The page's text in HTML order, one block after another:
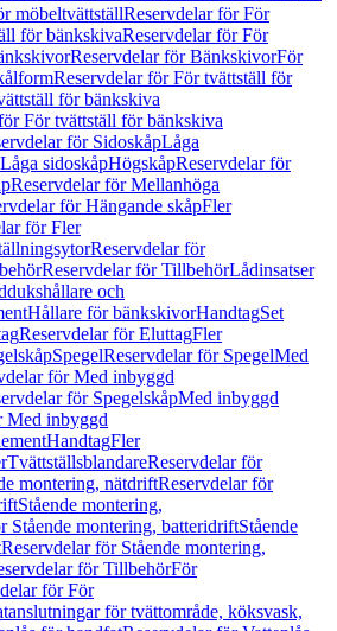
möbeltvättställReservdelar för För
för bänkskivaReservdelar för För
Reservdelar för BänkskivorFör
Reservdelar för För tvättställ för
för bänkskiva
För tvättställ för bänkskiva
för SidoskåpLåga
sidoskåpHögskåpReservdelar för
Reservdelar för Mellanhöga
för Hängande skåpFler
för Fler
Reservdelar för
Reservdelar för TillbehörLådinsatser
och
Hållare för bänkskivorHandtagSet
Reservdelar för EluttagFler
SpegelReservdelar för SpegelMed
för Med inbyggd
för SpegelskåpMed inbyggd
Med inbyggd
HandtagFler
TvättställsblandareReservdelar för
montering, nätdriftReservdelar för
Stående montering,
Stående montering, batteridriftStående
Reservdelar för Stående montering,
för TillbehörFör
för För
för tvättområde, köksvask,